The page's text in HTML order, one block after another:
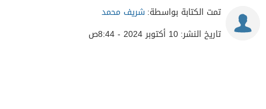
تمت الكتابة بواسطة:شريف محمد
تاريخ النشر:10 أكتوبر 2024 - 8:44ص